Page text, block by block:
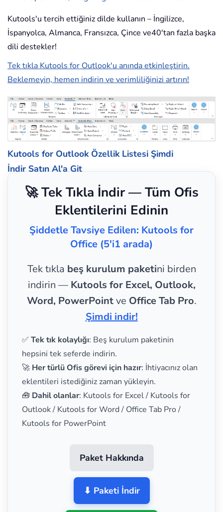
Kutools'u tercih ettiğiniz dilde kullanın – İngilizce,
İspanyolca, Almanca, Fransızca, Çince ve40'tan fazla başka
dili destekler!
Tek tıkla Kutools for Outlook'u anında etkinleştirin.
Beklemeyin, hemen indirin ve verimliliğinizi artırın!
Kutools for Outlook Özellik Listesi Şimdi
İndir Satın Al'a Git
🚀 Tek Tıkla İndir — Tüm Ofis
Eklentilerini Edinin
Şiddetle Tavsiye Edilen: Kutools for
Office (5'i1 arada)
Tek tıkla beş kurulum paketini birden
indirin — Kutools for Excel, Outlook,
Word, PowerPointve Office Tab Pro.
Şimdi indir!
✅ Tek tık kolaylığı: Beş kurulum paketinin
hepsini tek seferde indirin.
🚀 Her türlü Ofis görevi için hazır: İhtiyacınız olan
eklentileri istediğiniz zaman yükleyin.
🧰 Dahil olanlar: Kutools for Excel / Kutools for
Outlook / Kutools for Word / Office Tab Pro /
Kutools for PowerPoint
Paket Hakkında
⬇ Paketi İndir